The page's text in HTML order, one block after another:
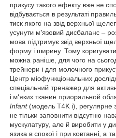
прикусу такого ефекту вже не
відбувається в результаті
тиск якого на звід верхньої
усунути м'язовий дисбаланс –
мова підтримує звід верхньої
форму і ширину. Тому
можна раніше, для чого на
трейнери і для молочного
Центр міофункціональних
спеціальний тренажер для
і м'яких тканин приоральной
Infant(модель T4K i), регулярне
не тільки заповнити відсутню
мускулатуру, але й виробити у
язика в спокої і при ковтанні, а